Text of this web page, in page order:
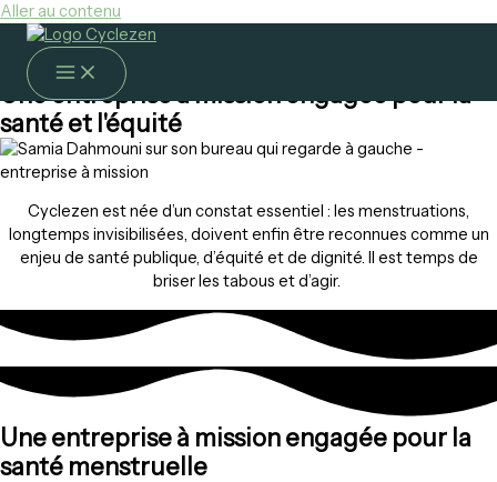
Aller au contenu
Une entreprise à mission engagée pour la
santé et l'équité
Cyclezen est née d’un constat essentiel : les menstruations,
longtemps invisibilisées, doivent enfin être reconnues comme un
enjeu de santé publique, d’équité et de dignité. Il est temps de
briser les tabous et d’agir.
Une entreprise à mission engagée pour la
santé menstruelle